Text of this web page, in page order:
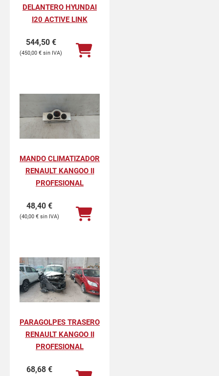
DELANTERO HYUNDAI
I20 ACTIVE LINK
544,50 €
450,00 €
MANDO CLIMATIZADOR
RENAULT KANGOO II
PROFESIONAL
48,40 €
40,00 €
PARAGOLPES TRASERO
RENAULT KANGOO II
PROFESIONAL
68,68 €